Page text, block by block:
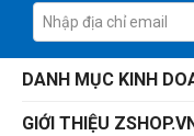
DANH MỤC KINH
GIỚI THIỆU